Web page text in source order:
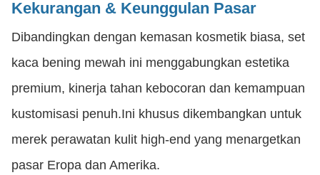
Kekurangan & Keunggulan Pasar
Dibandingkan dengan kemasan kosmetik biasa, set
kaca bening mewah ini menggabungkan estetika
premium, kinerja tahan kebocoran dan kemampuan
kustomisasi penuh.Ini khusus dikembangkan untuk
merek perawatan kulit high-end yang menargetkan
pasar Eropa dan Amerika.